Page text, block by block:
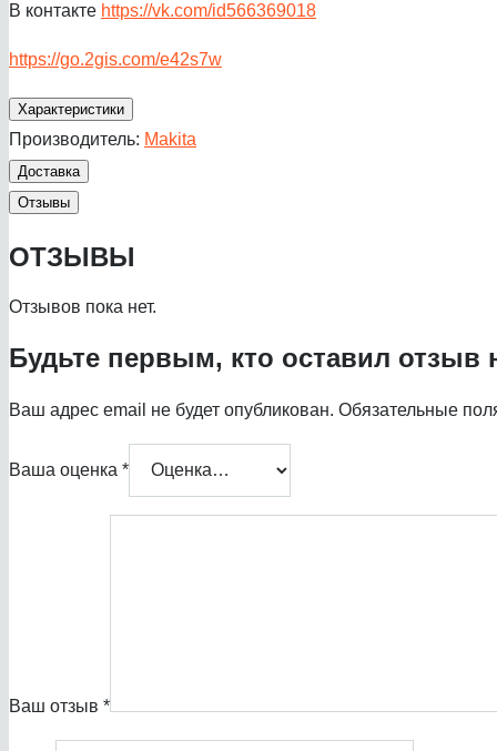
В контакте https://vk.com/id566369018
https://go.2gis.com/e42s7w
Характеристики
Производитель: Makita
Доставка
Отзывы
ОТЗЫВЫ
Отзывов пока нет.
Будьте первым, кто оставил отзыв
Ваш адрес email не будет опубликован. Обязательные
Ваша оценка *
Ваш отзыв *